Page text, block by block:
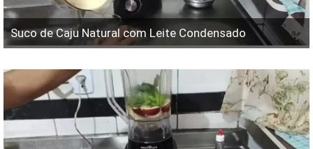
Suco de Caju Natural com Leite Condensado